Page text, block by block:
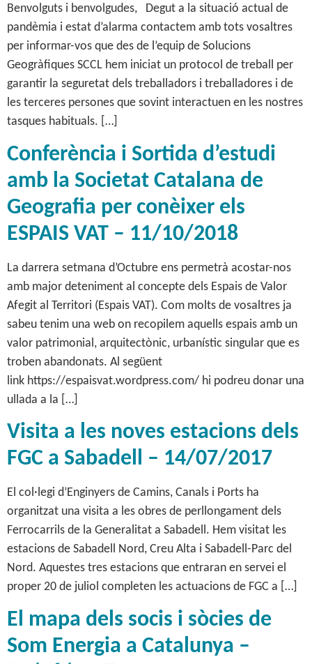
Benvolguts i benvolgudes, Degut a la situació actual de
pandèmia i estat d’alarma contactem amb tots vosaltres
per informar-vos que des de l’equip de Solucions
Geogràfiques SCCL hem iniciat un protocol de treball per
garantir la seguretat dels treballadors i treballadores i de
les terceres persones que sovint interactuen en les nostres
tasques habituals. […]
Conferència i Sortida d’estudi
amb la Societat Catalana de
Geografia per conèixer els
ESPAIS VAT – 11/10/2018
La darrera setmana d’Octubre ens permetrà acostar-nos
amb major deteniment al concepte dels Espais de Valor
Afegit al Territori (Espais VAT). Com molts de vosaltres ja
sabeu tenim una web on recopilem aquells espais amb un
valor patrimonial, arquitectònic, urbanístic singular que es
troben abandonats. Al següent
link https://espaisvat.wordpress.com/ hi podreu donar una
ullada a la […]
Visita a les noves estacions dels
FGC a Sabadell – 14/07/2017
El col·legi d’Enginyers de Camins, Canals i Ports ha
organitzat una visita a les obres de perllongament dels
Ferrocarrils de la Generalitat a Sabadell. Hem visitat les
estacions de Sabadell Nord, Creu Alta i Sabadell-Parc del
Nord. Aquestes tres estacions que entraran en servei el
proper 20 de juliol completen les actuacions de FGC a […]
El mapa dels socis i sòcies de
Som Energia a Catalunya –